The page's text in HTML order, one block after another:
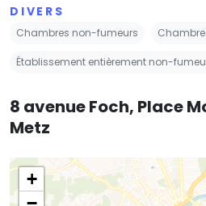
DIVERS
Chambres non-fumeurs
Établissement entièrement non-
8 avenue Foch, Place
Metz
+